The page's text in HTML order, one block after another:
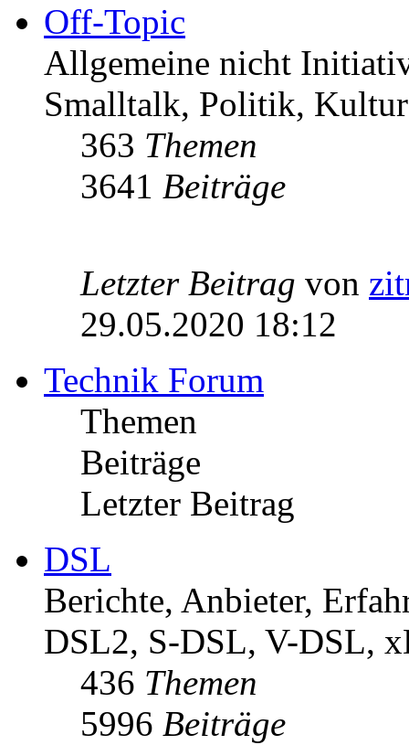
Off-Topic
Allgemeine nicht
Smalltalk, Politik, Kultur
363 Themen
3641 Beiträge
Letzter Beitrag von
29.05.2020 18:12
Technik Forum
Themen
Beiträge
Letzter Beitrag
DSL
Berichte, Anbieter,
DSL2, S-DSL, V-DSL,
436 Themen
5996 Beiträge